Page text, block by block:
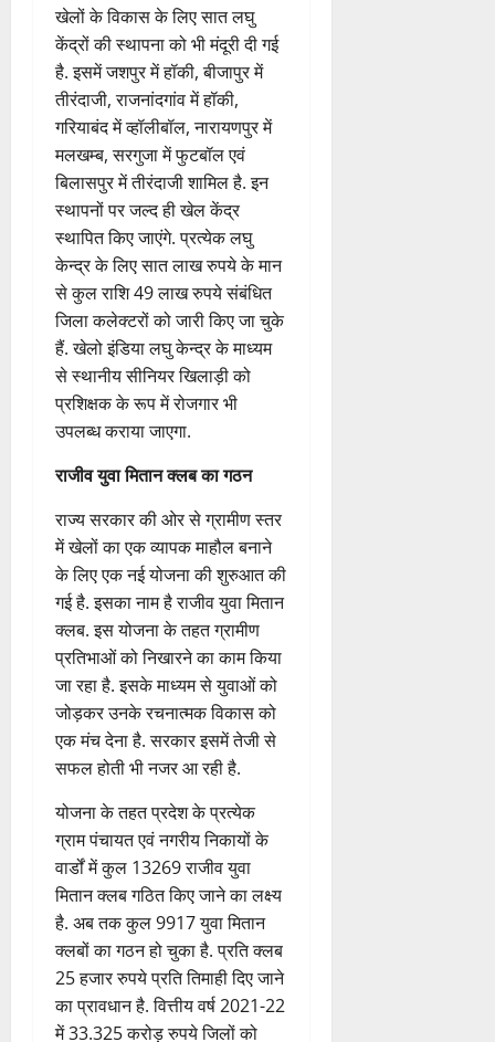
सात लघु केन्द्रों की होगी स्थापना
राज्य में खेलो इंडिया योजना के तहत
कई खेलों को बढ़ावा भी दिया है. वहीं
खेलों के विकास के लिए सात लघु
केंद्रों की स्थापना को भी मंदूरी दी गई
है. इसमें जशपुर में हॉकी, बीजापुर में
तीरंदाजी, राजनांदगांव में हॉकी,
गरियाबंद में व्हॉलीबॉल, नारायणपुर में
मलखम्ब, सरगुजा में फुटबॉल एवं
बिलासपुर में तीरंदाजी शामिल है. इन
स्थापनों पर जल्द ही खेल केंद्र
स्थापित किए जाएंगे. प्रत्येक लघु
केन्द्र के लिए सात लाख रुपये के मान
से कुल राशि 49 लाख रुपये संबंधित
जिला कलेक्टरों को जारी किए जा चुके
हैं. खेलो इंडिया लघु केन्द्र के माध्यम
से स्थानीय सीनियर खिलाड़ी को
उपलब्ध कराया जाएगा.
राजीव युवा मितान क्लब का गठन
राज्य सरकार की ओर से ग्रामीण स्तर
में खेलों का एक व्यापक माहौल बनाने
के लिए एक नई योजना की शुरुआत की
गई है. इसका नाम है राजीव युवा मितान
क्लब. इस योजना के तहत ग्रामीण
प्रतिभाओं को निखारने का काम किया
जा रहा है. इसके माध्यम से युवाओं को
जोड़कर उनके रचनात्मक विकास को
एक मंच देना है. सरकार इसमें तेजी से
सफल होती भी नजर आ रही है.
योजना के तहत प्रदेश के प्रत्येक
ग्राम पंचायत एवं नगरीय निकायों के
वार्डों में कुल 13269 राजीव युवा
मितान क्लब गठित किए जाने का लक्ष्य
है. अब तक कुल 9917 युवा मितान